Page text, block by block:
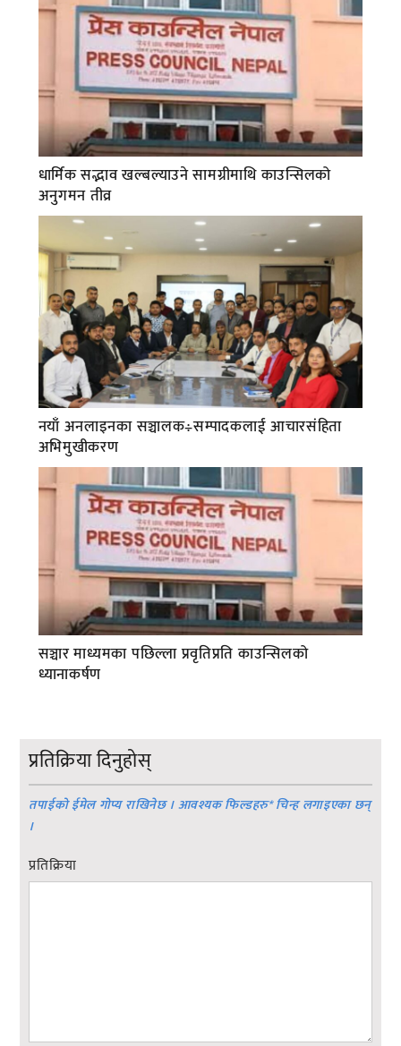
धार्मिक सद्भाव खल्बल्याउने सामग्रीमाथि काउन्सिलको
अनुगमन तीव्र
नयाँ अनलाइनका सञ्चालक÷सम्पादकलाई आचारसंहिता
अभिमुखीकरण
सञ्चार माध्यमका पछिल्ला प्रवृतिप्रति काउन्सिलको
ध्यानाकर्षण
प्रतिक्रिया दिनुहोस्
तपाईको ईमेल गोप्य राखिनेछ । आवश्यक फिल्डहरु*चिन्ह लगाइएका छन्
।
प्रतिक्रिया